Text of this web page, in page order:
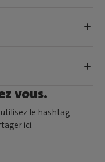
vous.
le hashtag
ici.